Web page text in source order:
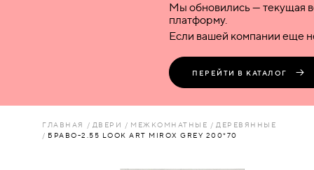
НАЗАД
ПЛАСТИКОВЫЕ
КОМБИНИРОВАННЫЕ
ЛЮКИ
Межкомнатные
Деревянные
Пластиковые
Комбинированные
Входные
Металлические
Пластиковые
Стеклянные
Комбинированные
Специализированные
Металлические
Пластиковые
Стеклянные
Комбинированные
Мы обновились — текущая
платформу.
Если вашей компании еще
ПЕРЕЙТИ В КАТАЛОГ
ГЛАВНАЯ ДВЕРИ МЕЖКОМНАТНЫЕ
ДЕРЕВЯННЫЕ
БРАВО-2.55 LOOK ART MIROX GREY 200*70